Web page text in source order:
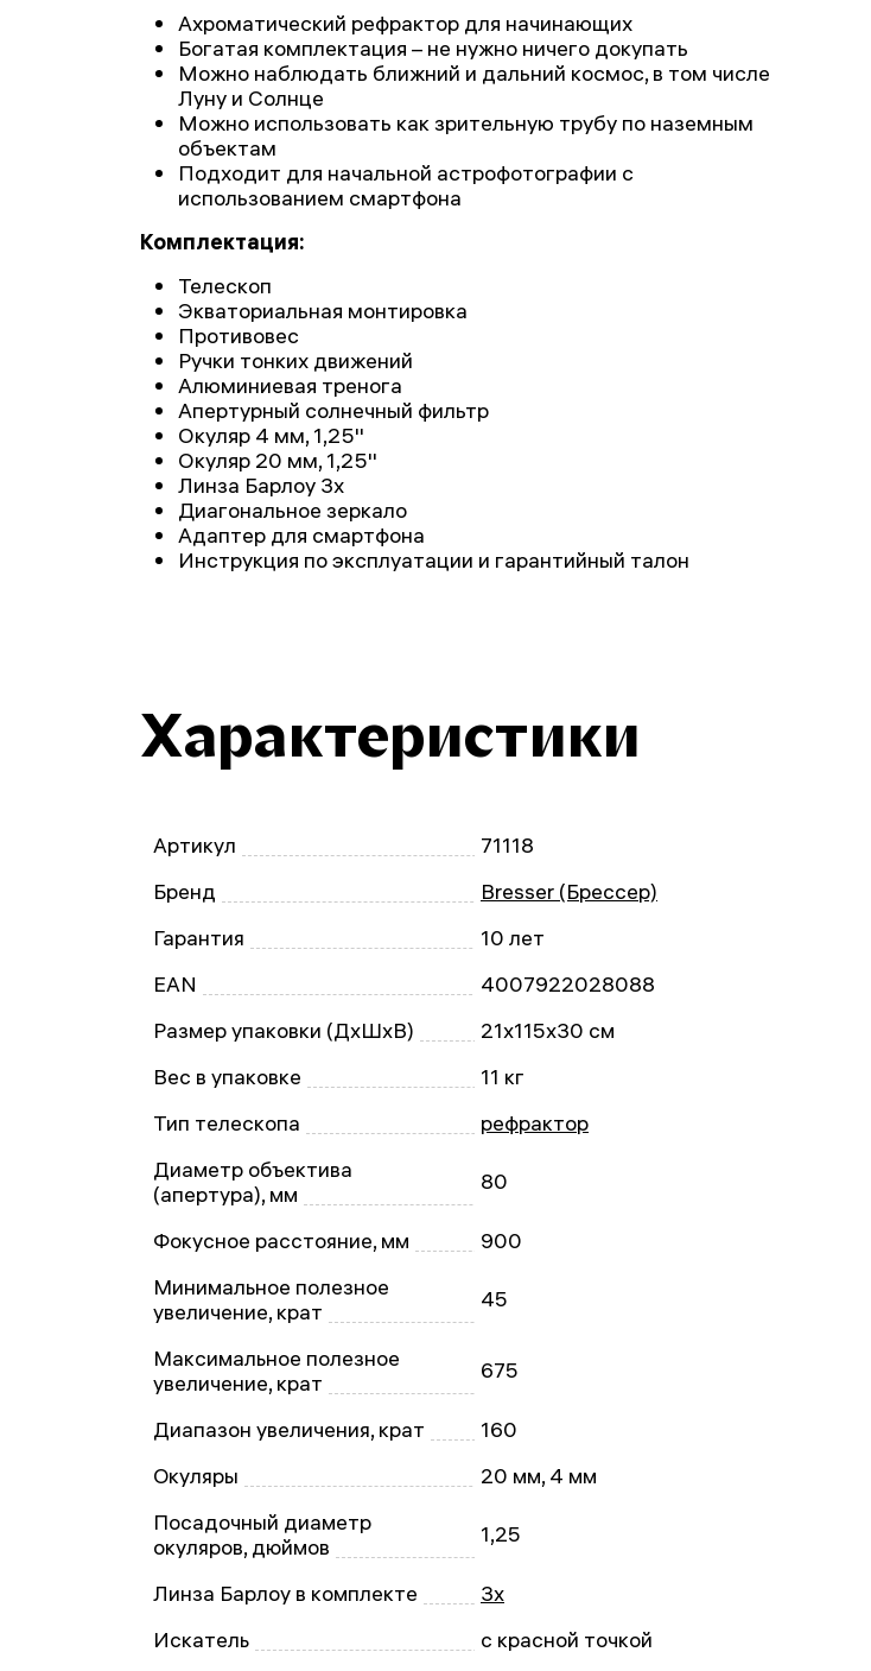
Ахроматический рефрактор для начинающих
Богатая комплектация – не нужно ничего докупать
Можно наблюдать ближний и дальний космос, в том числе
Луну и Солнце
Можно использовать как зрительную трубу по наземным
объектам
Подходит для начальной астрофотографии с
использованием смартфона
Комплектация:
Телескоп
Экваториальная монтировка
Противовес
Ручки тонких движений
Алюминиевая тренога
Апертурный солнечный фильтр
Окуляр 4 мм, 1,25''
Окуляр 20 мм, 1,25''
Линза Барлоу 3х
Диагональное зеркало
Адаптер для смартфона
Инструкция по эксплуатации и гарантийный талон
Характеристики
Артикул
71118
Бренд
Bresser (Брессер)
Гарантия
10 лет
EAN
4007922028088
Размер упаковки (ДxШxВ)
21x115x30 см
Вес в упаковке
11 кг
Тип телескопа
рефрактор
Диаметр объектива
(апертура), мм
80
Фокусное расстояние, мм
900
Минимальное полезное
увеличение, крат
45
Максимальное полезное
увеличение, крат
675
Диапазон увеличения, крат
160
Окуляры
20 мм, 4 мм
Посадочный диаметр
окуляров, дюймов
1,25
Линза Барлоу в комплекте
3x
Искатель
с красной точкой